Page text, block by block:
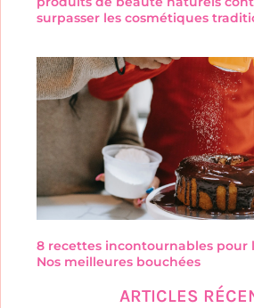
surpasser les cosmétiques
8 recettes incontournables pour
Nos meilleures bouchées
ARTICLES